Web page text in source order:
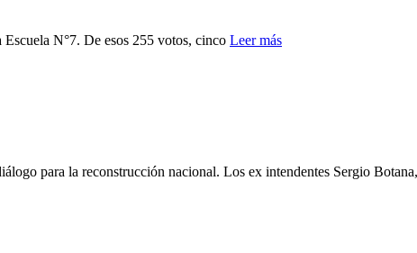
N°7. De esos 255 votos, cinco Leer más
para la reconstrucción nacional. Los ex intendentes Sergio